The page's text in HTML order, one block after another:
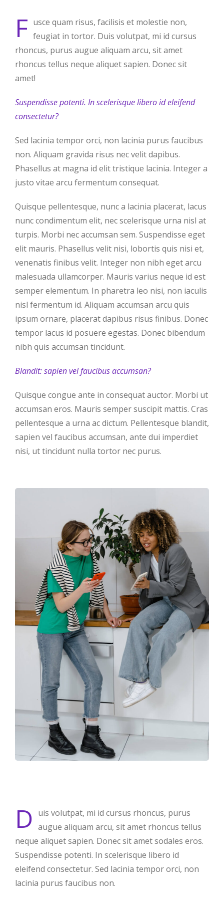
F usce quam risus, facilisis et molestie non,
feugiat in tortor. Duis volutpat, mi id cursus
rhoncus, purus augue aliquam arcu, sit amet
rhoncus tellus neque aliquet sapien. Donec sit
amet!
Suspendisse potenti. In scelerisque libero id eleifend
consectetur?
Sed lacinia tempor orci, non lacinia purus faucibus
non. Aliquam gravida risus nec velit dapibus.
Phasellus at magna id elit tristique lacinia. Integer a
justo vitae arcu fermentum consequat.
Quisque pellentesque, nunc a lacinia placerat, lacus
nunc condimentum elit, nec scelerisque urna nisl at
turpis. Morbi nec accumsan sem. Suspendisse eget
elit mauris. Phasellus velit nisi, lobortis quis nisi et,
venenatis finibus velit. Integer non nibh eget arcu
malesuada ullamcorper. Mauris varius neque id est
semper elementum. In pharetra leo nisi, non iaculis
nisl fermentum id. Aliquam accumsan arcu quis
ipsum ornare, placerat dapibus risus finibus. Donec
tempor lacus id posuere egestas. Donec bibendum
nibh quis accumsan tincidunt.
Blandit: sapien vel faucibus accumsan?
Quisque congue ante in consequat auctor. Morbi ut
accumsan eros. Mauris semper suscipit mattis. Cras
pellentesque a urna ac dictum. Pellentesque blandit,
sapien vel faucibus accumsan, ante dui imperdiet
nisi, ut tincidunt nulla tortor nec purus.
D uis volutpat, mi id cursus rhoncus, purus
augue aliquam arcu, sit amet rhoncus tellus
neque aliquet sapien. Donec sit amet sodales eros.
Suspendisse potenti. In scelerisque libero id
eleifend consectetur. Sed lacinia tempor orci, non
lacinia purus faucibus non.